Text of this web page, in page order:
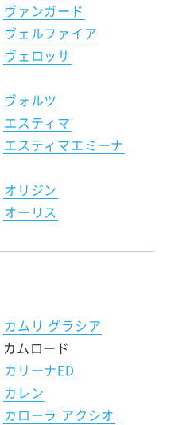
ヴァンガード
ヴェルファイア
ヴェロッサ
ヴォルツ
エスティマ
エスティマエミーナ
オリジン
オーリス
カムリ グラシア
カムロード
カリーナED
カレン
カローラ アクシオ